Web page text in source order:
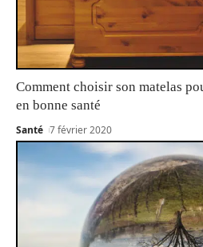
Comment choisir son matelas
en bonne santé
Santé 7 février 2020